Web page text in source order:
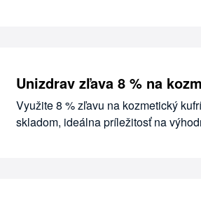
Unizdrav zľava 8 % na
Využite 8 % zľavu na kozmetický
skladom, ideálna príležitosť na